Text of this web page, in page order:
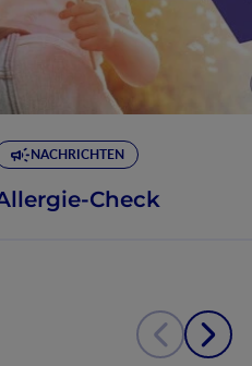
NACHRICHTEN
Check